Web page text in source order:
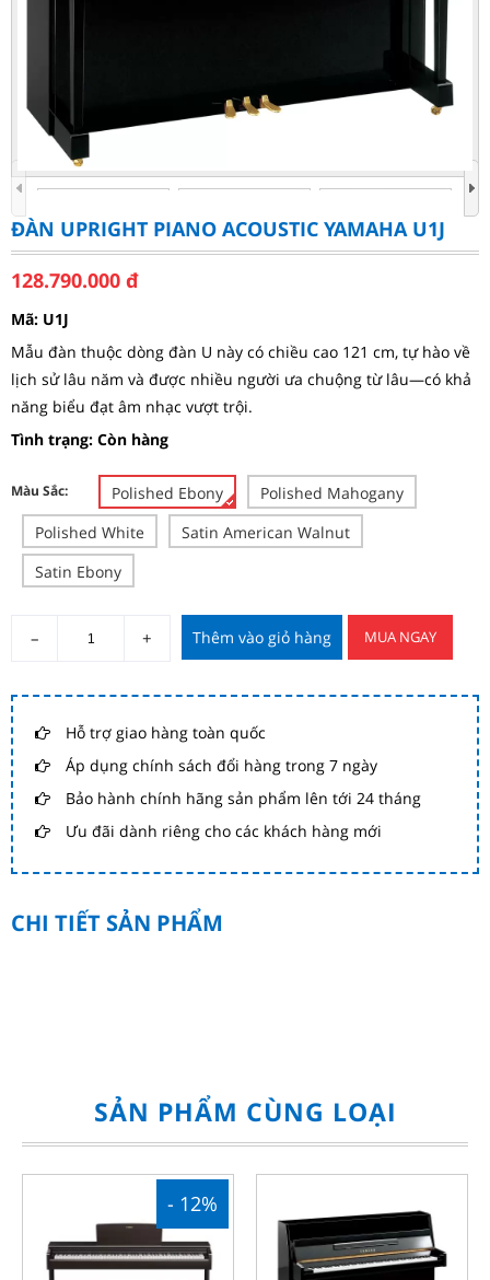
ĐÀN UPRIGHT PIANO ACOUSTIC YAMAHA U1J
128.790.000 đ
Mã: U1J
Mẫu đàn thuộc dòng đàn U này có chiều cao 121 cm, tự hào về
lịch sử lâu năm và được nhiều người ưa chuộng từ lâu—có khả
năng biểu đạt âm nhạc vượt trội.
Tình trạng: Còn hàng
Màu Sắc: Polished Ebony
Polished Mahogany
Polished White
Satin American Walnut
Satin Ebony
– + Thêm vào giỏ hàng MUA NGAY
Hỗ trợ giao hàng toàn quốc
Áp dụng chính sách đổi hàng trong 7 ngày
Bảo hành chính hãng sản phẩm lên tới 24 tháng
Ưu đãi dành riêng cho các khách hàng mới
CHI TIẾT SẢN PHẨM
SẢN PHẨM CÙNG LOẠI
- 12%